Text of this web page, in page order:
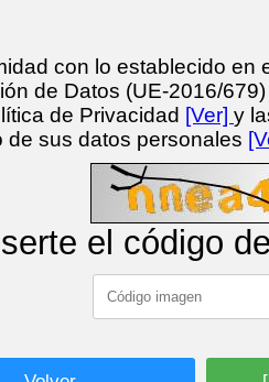
con lo establecido en
de Datos (UE-2016/
de Privacidad [Ver] y
de sus datos personales
el código